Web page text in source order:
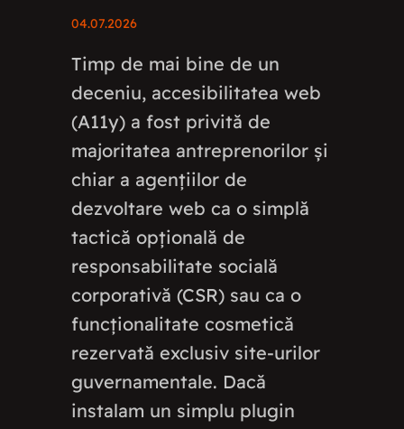
04.07.2026
Timp de mai bine de un
deceniu, accesibilitatea web
(A11y) a fost privită de
majoritatea antreprenorilor și
chiar a agențiilor de
dezvoltare web ca o simplă
tactică opțională de
responsabilitate socială
corporativă (CSR) sau ca o
funcționalitate cosmetică
rezervată exclusiv site-urilor
guvernamentale. Dacă
instalam un simplu plugin